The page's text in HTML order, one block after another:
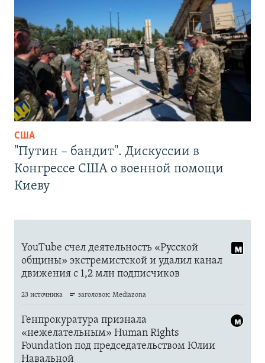
США
"Путин – бандит". Дискуссии в
Конгрессе США о военной помощи
Киеву